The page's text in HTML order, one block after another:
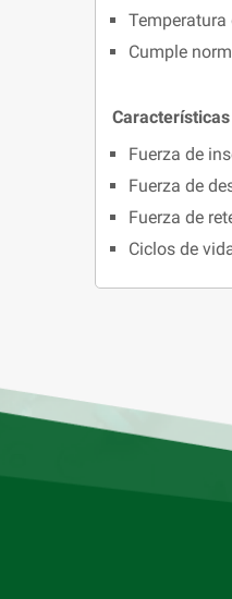
Temperatura
Cumple
Fuerza de
Fuerza de
Fuerza de
Ciclos de